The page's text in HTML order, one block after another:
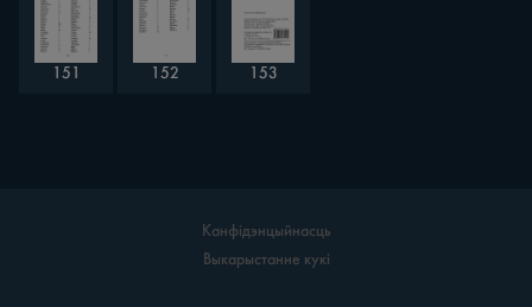
151 152 153
Канфідэнцыйнасць
Выкарыстанне кукі